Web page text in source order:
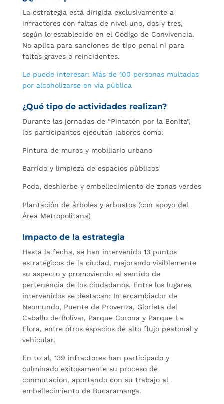
La estrategia está dirigida exclusivamente a
infractores con faltas de nivel uno, dos y tres,
según lo establecido en el Código de Convivencia.
No aplica para sanciones de tipo penal ni para
faltas graves o reincidentes.
Le puede interesar: Más de 100 personas multadas
por alcoholizarse en vía pública
¿Qué tipo de actividades realizan?
Durante las jornadas de “Pintatón por la Bonita”,
los participantes ejecutan labores como:
Pintura de muros y mobiliario urbano
Barrido y limpieza de espacios públicos
Poda, deshierbe y embellecimiento de zonas verdes
Plantación de árboles y arbustos (con apoyo del
Área Metropolitana)
Impacto de la estrategia
Hasta la fecha, se han intervenido 13 puntos
estratégicos de la ciudad, mejorando visiblemente
su aspecto y promoviendo el sentido de
pertenencia de los ciudadanos. Entre los lugares
intervenidos se destacan: Intercambiador de
Neomundo, Puente de Provenza, Glorieta del
Caballo de Bolívar, Parque Corona y Parque La
Flora, entre otros espacios de alto flujo peatonal y
vehicular.
En total, 139 infractores han participado y
culminado exitosamente su proceso de
conmutación, aportando con su trabajo al
embellecimiento de Bucaramanga.